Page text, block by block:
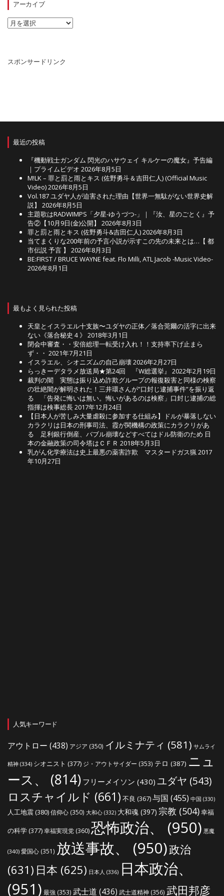
ー
アーカイブ
ア
ー
スポンサードリンク
最近の投稿
『機動戦士ガンダム 閃光のハサウェイ キルケーの魔女』予告編
｜プライムビデオ 2026年8月5日
M!LK – 罪と罰と雨とキス (佐野勇斗＆吉田仁人) (Official Music
Video)2026年8月5日
Vol.187 ユダヤ人が迫害された理由【世界一無駄がない世界史解
説】
2026年8月5日
主題歌はRADWIMPS「夕星-ゆうづつ-」｜『汝、星のごとく』予
告②【10月9日(金)公開】
2026年8月3日
罪と罰と雨とキス (佐野勇斗&吉田仁人)2026年8月3日
当てまくりな200年前の予言小説が示すこの先の未来とは…【 都
市伝説 予言 】
2026年8月3日
BE:FIRST / BRUCE WAYNE feat. Flo Milli, ATL Jacob -Music Video-
2026年8月1日
最もよく見られた投稿
天皇とイスラエル十支族〜ユダヤの正体／落合莞爾の活字に出来
ない《落合秘史４》 2018年3月1日
閉会中審査・・安倍総理一転受け入れ！！支持率下げ止まら
ず・・ 2021年7月21日
イスラエル、シオニズムの自己崩壊2026年2月27日
らっきーデタラメ放送局★第24回 『W総選挙』
2022年2月19日
裁判の闇 実態は振り込め詐欺グループの報復殺害と同様の検察
の壮絶闇が解明された！三井環さんが”口封じ逮捕事件”を振り返
る 「告発に悔いは無い。悔いがあるのは検察」口封じ逮捕の総
指揮は検事総長2017年12月24日
【日本人が苦しみ大量虐殺に参加する仕組み】ドルが暴落しない
カラクリは日本の刑事司法、霞が関機構の政策にカラクリがあ
る 足利銀行倒産、バブル崩壊などすべてはドル防衛のため 日
本の金融政策の司令塔はＣＦＲ 2018年5月3日
乳がん化学療法は史上最悪の薬害詐欺 マスタードガス猟 2017
年10月27日
人気キーワード
アウトロー (438) アジア (350) イルミナティ (581) サムライ
精神 (334) シオニスト (377) ジ・アウトサイダー (353) テロ (387) ニュ
ース、
(814) フリーメイソン (430) ユダヤ (543)
ロスチャイルド (661) 不良 (367)与国 (455) 中国 (330)
人工地震(380)信仰心 (350) 大和心 (332) 大和魂 (397) 宗教 (504)幸福
の科学(377)幸福実現党 (360)恐怖政治、 (950) 悪魔
(340) 愛国心 (351) 放送事故、 (950)政治
(631) 日本 (625) 日本人 (336) 日本政治、
(951) 最強 (353) 武士道 (436) 武士道精神 (356) 武田邦彦